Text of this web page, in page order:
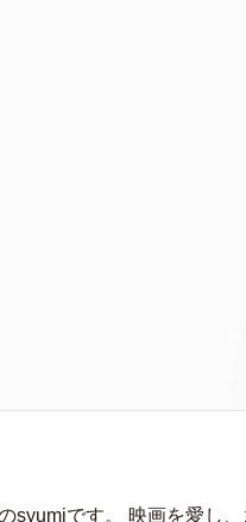
syumiです。 映画を愛し